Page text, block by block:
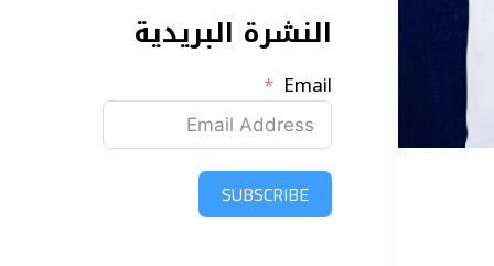
النشرة البريدية
Email
SUBSCRIBE